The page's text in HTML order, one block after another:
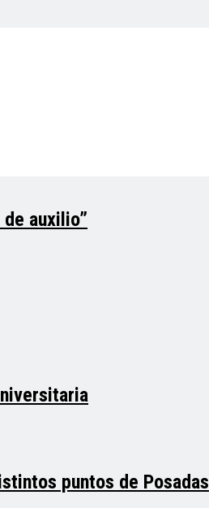
auxilio”
puntos de Posadas